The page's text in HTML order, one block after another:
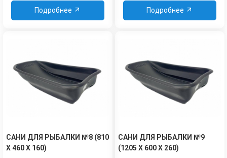
Подробнее Подробнее
САНИ ДЛЯ РЫБАЛКИ №8 (810
Х 460 Х 160)
САНИ ДЛЯ РЫБАЛКИ №9
(1205 Х 600 Х 260)